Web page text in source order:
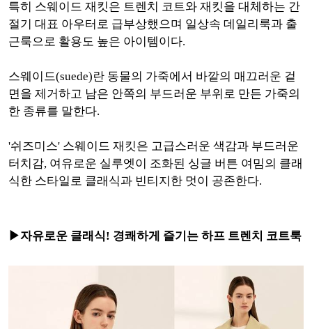
특히 스웨이드 재킷은 트렌치 코트와 재킷을 대체하는 간
절기 대표 아우터로 급부상했으며 일상속 데일리룩과 출
근룩으로 활용도 높은 아이템이다.
스웨이드(suede)란 동물의 가죽에서 바깥의 매끄러운 겉
면을 제거하고 남은 안쪽의 부드러운 부위로 만든 가죽의
한 종류를 말한다.
'쉬즈미스' 스웨이드 재킷은 고급스러운 색감과 부드러운
터치감, 여유로운 실루엣이 조화된 싱글 버튼 여밈의 클래
식한 스타일로 클래식과 빈티지한 멋이 공존한다.
▶자유로운 클래식! 경쾌하게 즐기는 하프 트렌치 코트룩